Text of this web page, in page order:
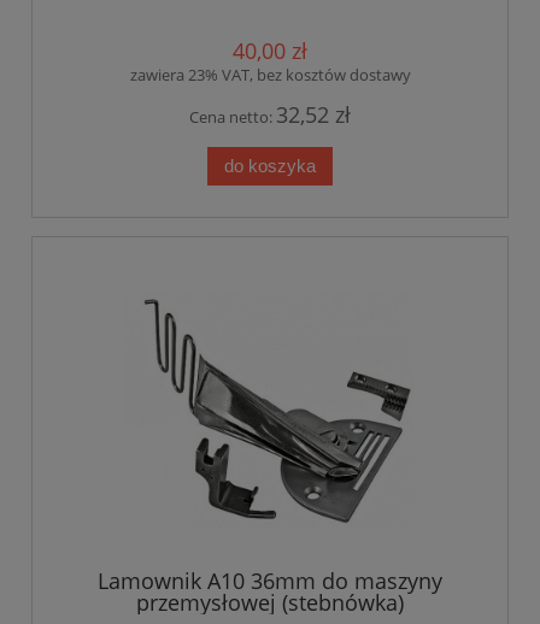
40,00 zł
zawiera 23% VAT, bez kosztów dostawy
Cena netto: 32,52 zł
do koszyka
Lamownik A10 36mm do maszyny
przemysłowej (stebnówka)